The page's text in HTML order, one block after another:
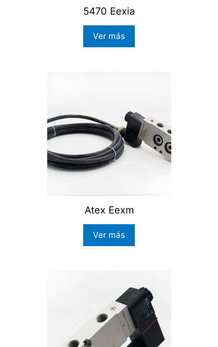
5470 Eexia
Ver más
Atex Eexm
Ver más